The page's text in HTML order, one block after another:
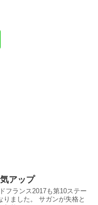
アップ
フランス2017も第10ステー
りました。 サガンが失格と